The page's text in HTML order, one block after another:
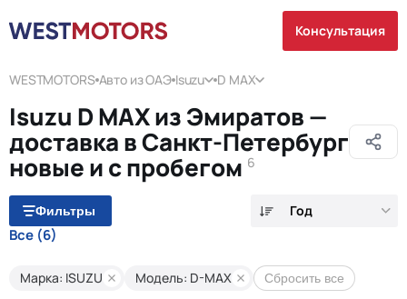
Консультация
WESTMOTORS Авто из ОАЭ Isuzu D MAX
Isuzu D MAX из Эмиратов —
доставка в Санкт-Петербург
новые и с пробегом 6
Фильтры Год
Все (6)
Марка: ISUZU Модель: D-MAX Сбросить все